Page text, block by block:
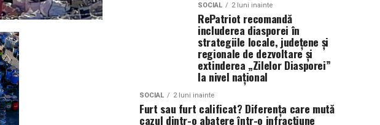
SOCIAL 2 luni inainte
RePatriot recomandă
includerea diasporei în
strategiile locale, județene și
regionale de dezvoltare și
extinderea „Zilelor Diasporei”
la nivel național
SOCIAL 2 luni inainte
Furt sau furt calificat? Diferența care mută
cazul dintr-o abatere într-o infracțiune